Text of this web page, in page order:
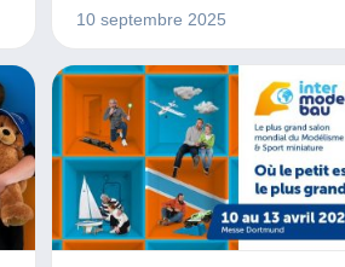
10 septembre 2025